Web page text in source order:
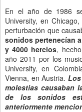
En el año de 1986
University, en
perturbación que
sonidos pertenecían
y 4000 hercios,
año 2011 por los
University, en
Vienna, en Austria.
molestias causaban
de los sonidos
anteriormente